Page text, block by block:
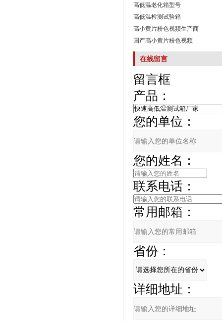
高低温老化箱型号
高低温检测试验箱
高小黄片粉色视频生产商
国产高小黄片粉色视频
在线留言
留言框
产品：
您的单位：
您的姓名：
联系电话：
常用邮箱：
省份：
详细地址：